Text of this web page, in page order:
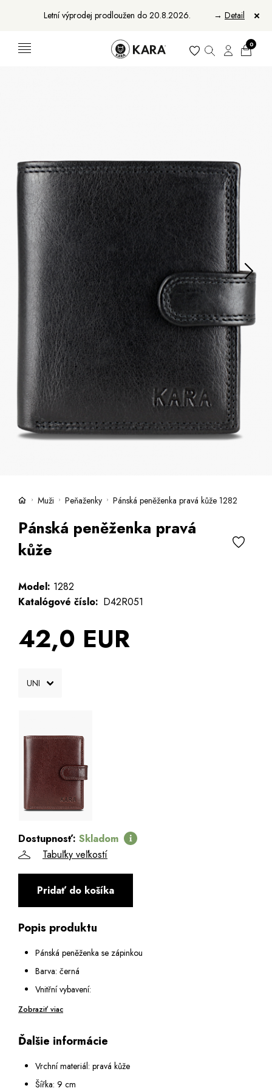
Letní výprodej prodloužen do 20.8.2026. → Detail
Peňaženky
Opasky
Šály a šatky
Manikúry
Opasky
Manikúry
Šály
Kufre -21 % Predajne Služby
Kara klub
Darčekové poukazy
Extra výhodné Zľavy
Česky Slovensky
0
Muži Peňaženky Pánská peněženka pravá kůže 1282
Pánská peněženka pravá
kůže
Model: 1282
Katalógové číslo: D42R051
42,0 EUR
Dostupnosť: Skladom
Tabuľky veľkostí
Pridať do košíka
Popis produktu
Pánská peněženka se zápinkou
Barva: černá
Vnitřní vybavení:
1 kapsa na mince se zapínáním na kovový patent
8 přihrádek na karty
1 průhledná fóliová přihrádka
Na zadní straně: otevřená kapsa
Zobraziť viac
Ďalšie informácie
Vrchní materiál: pravá kůže
Šířka: 9 cm